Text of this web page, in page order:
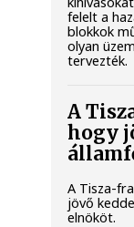
felelt a
blokkok
olyan
tervezték.
A
hogy
A Tisza-
jövő
elnököt.